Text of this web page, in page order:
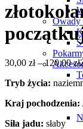
Owady
30,00 zł – 120,00zł
Tryb życia:
Kraj pochodzenia:
Siła jadu: słaby